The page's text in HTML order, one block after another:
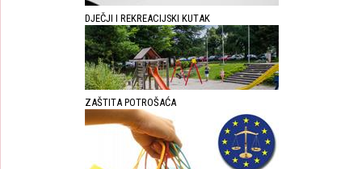
DJEČJI I REKREACIJSKI KUTAK
ZAŠTITA POTROŠAĆA